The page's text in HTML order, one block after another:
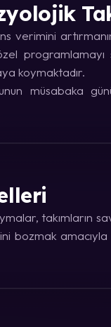
programlamayı
koymaktadır.
müsabaka
takımların
bozmak